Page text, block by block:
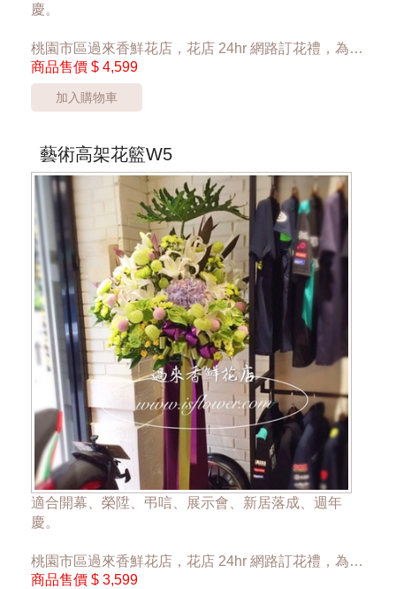
慶。
桃園市區過來香鮮花店，花店 24hr 網路訂花禮，為您
傳達心意。
單一座 4599元
**此商品只提供桃園市內運送，部分偏遠區域無法送
達**
***商品的花材依當季花材實際狀況調整***
商品售價 $ 4,599
加入購物車
藝術高架花籃W5
適合開幕、榮陞、弔唁、展示會、新居落成、週年
慶。
桃園市區過來香鮮花店，花店 24hr 網路訂花禮，為您
傳達心意。
商品售價 $ 3,599